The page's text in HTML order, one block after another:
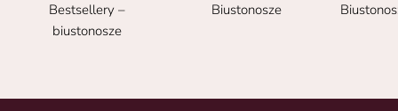
Bestsellery –
biustonosze
Biustonosze